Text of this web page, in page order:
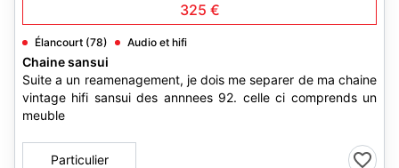
325 €
Élancourt (78) Audio et hifi
Chaine sansui
Suite a un reamenagement, je dois me separer de ma chaine
vintage hifi sansui des annnees 92. celle ci comprends un
meuble
Particulier